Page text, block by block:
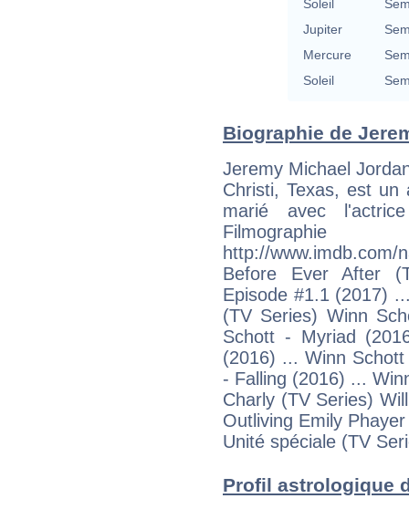
Soleil
Jupiter
Mercure
Soleil
Biographie de
Jeremy Michael
Christi, Texas, est
marié avec
http://
Before Ever After
Episode #1.1 (2017)
(TV Series) Winn
Schott - Myriad
(2016) ... Winn
- Falling (2016) ...
Charly (TV Series)
Outliving Emily
Unité spéciale (TV
Profil astrologique